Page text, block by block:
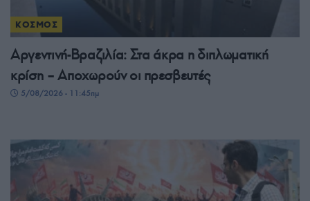
ΚΟΣΜΟΣ
Αργεντινή-Βραζιλία: Στα άκρα η διπλωματική
κρίση – Αποχωρούν οι πρεσβευτές
5/08/2026 - 11:45πμ